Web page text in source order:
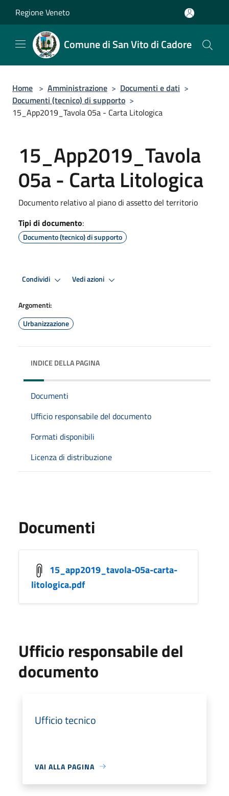
Regione Veneto
Comune di San Vito di Cadore
Home > Amministrazione > Documenti e dati >
Documenti (tecnico) di supporto >
15_App2019_Tavola 05a - Carta Litologica
15_App2019_Tavola
05a - Carta Litologica
Documento relativo al piano di assetto del territorio
Tipi di documento:
Documento (tecnico) di supporto
Condividi Vedi azioni
Argomenti:
Urbanizzazione
INDICE DELLA PAGINA
Documenti
Ufficio responsabile del documento
Formati disponibili
Licenza di distribuzione
Documenti
15_app2019_tavola-05a-carta-
litologica.pdf
Ufficio responsabile del
documento
Ufficio tecnico
VAI ALLA PAGINA